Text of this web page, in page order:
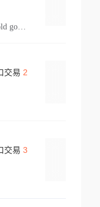
personal effect,used household goods
交易 2
交易 3